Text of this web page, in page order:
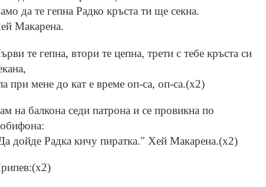
да те гепна Радко кръста ти ще секна.
Макарена.
те гепна, втори те цепна, трети с тебе кръста си
при мене до кат е време оп-са, оп-са.(х2)
на балкона седи патрона и се провикна по
дойде Радка кичу пиратка." Хей Макарена.(х2)